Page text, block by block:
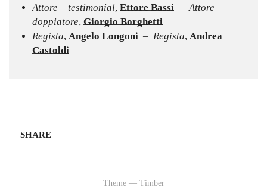
Attore – testimonial, Ettore Bassi – Attore –
doppiatore, Giorgio Borghetti
Regista, Angelo Longoni – Regista, Andrea
Castoldi
SHARE
Theme — Timber